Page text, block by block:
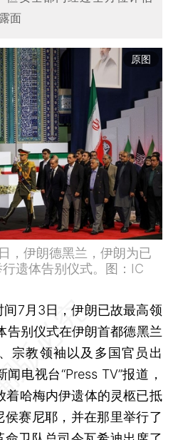
面
原图
，伊朗德黑兰，伊朗为已
遗体告别仪式。图：IC
间7月3日，伊朗已故最高领
告别仪式在伊朗首都德黑兰
宗教领袖以及多国官员出
电视台“Press TV”报道，
着哈梅内伊遗体的灵柩已抵
赛尼耶，并在那里举行了